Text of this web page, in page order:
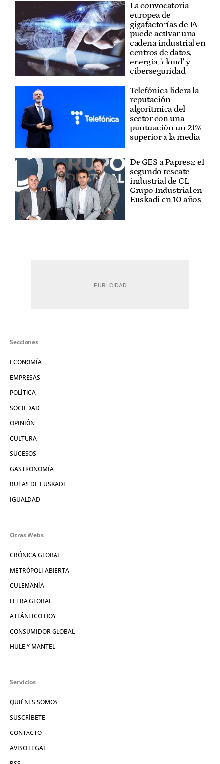
La convocatoria
europea de
gigafactorías de IA
puede activar una
cadena industrial en
centros de datos,
energía, 'cloud' y
ciberseguridad
Telefónica lidera la
reputación
algorítmica del
sector con una
puntuación un 21%
superior a la media
De GES a Papresa: el
segundo rescate
industrial de CL
Grupo Industrial en
Euskadi en 10 años
Secciones
ECONOMÍA
EMPRESAS
POLÍTICA
SOCIEDAD
OPINIÓN
CULTURA
SUCESOS
GASTRONOMÍA
RUTAS DE EUSKADI
IGUALDAD
Otras Webs
CRÓNICA GLOBAL
METRÓPOLI ABIERTA
CULEMANÍA
LETRA GLOBAL
ATLÁNTICO HOY
CONSUMIDOR GLOBAL
HULE Y MANTEL
Servicios
QUIÉNES SOMOS
SUSCRÍBETE
CONTACTO
AVISO LEGAL